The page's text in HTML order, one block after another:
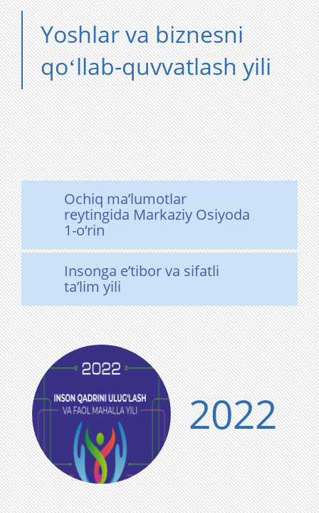
Yoshlar va biznesni
qoʻllab-quvvatlash yili
Ochiq ma’lumotlar
reytingida Markaziy Osiyoda
1-o‘rin
Insonga eʼtibor va sifatli
taʼlim yili
2022